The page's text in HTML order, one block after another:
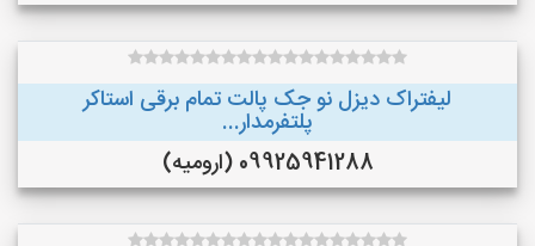
لیفتراک دیزل نو جک پالت تمام برقی استاکر
پلتفرمدار...
09925941288 (ارومیه)